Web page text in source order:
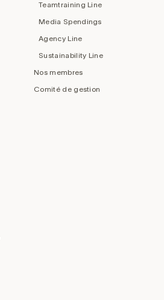
Teamtraining Line
Media Spendings
Agency Line
Sustainability Line
Nos membres
Comité de gestion